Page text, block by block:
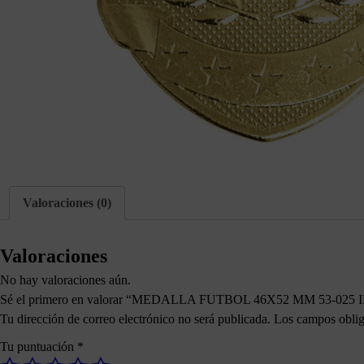
Valoraciones (0)
Valoraciones
No hay valoraciones aún.
Sé el primero en valorar “MEDALLA FUTBOL 46X52 MM 53-025
Tu dirección de correo electrónico no será publicada. Los campos
Tu puntuación *